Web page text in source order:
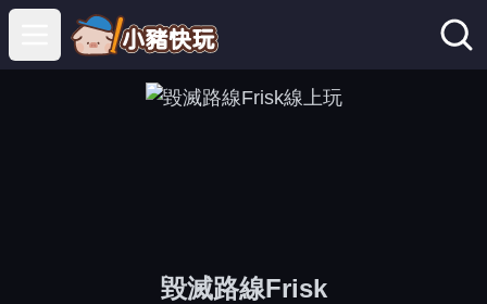
Open main menu
毀滅路線Frisk